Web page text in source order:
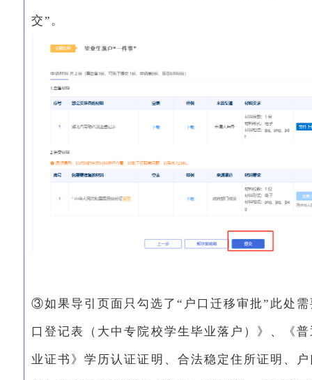
交”。
③如果导引页面只勾选了“户口迁移审批”此处
口登记表（大中专院校学生毕业落户）》、《
业证书》学历认证证明、合法稳定住所证明、